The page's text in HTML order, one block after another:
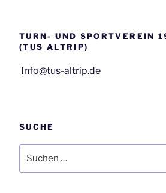
TURN- UND SPORTVEREIN
(TUS ALTRIP)
Info@tus-altrip.de
SUCHE
nach: